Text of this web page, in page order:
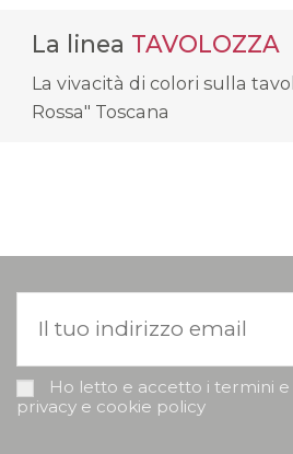
La linea TAVOLOZZA
La vivacità di colori sulla
Rossa" Toscana
Ho letto e accetto i termini
privacy e cookie policy